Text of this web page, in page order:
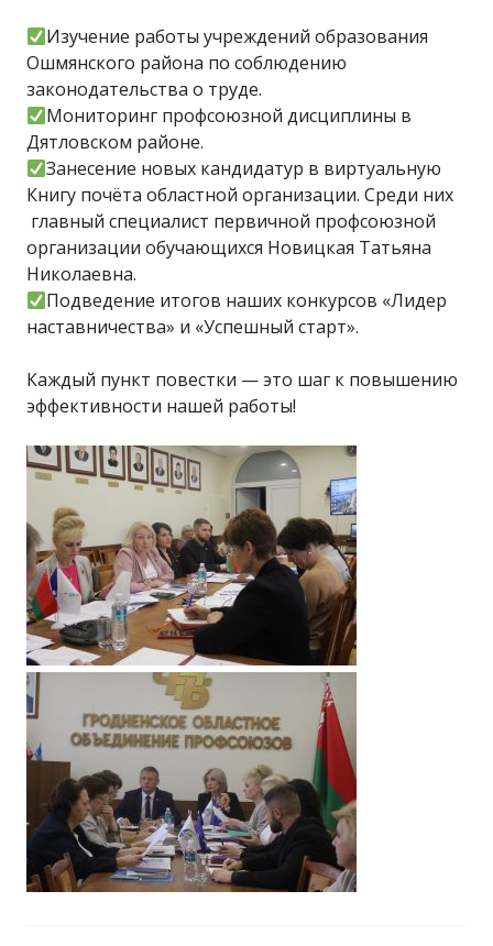
Изучение работы учреждений образования
Ошмянского района по соблюдению
законодательства о труде.
Мониторинг профсоюзной дисциплины в
Дятловском районе.
Занесение новых кандидатур в виртуальную
Книгу почёта областной организации. Среди них
главный специалист первичной профсоюзной
организации обучающихся Новицкая Татьяна
Николаевна.
Подведение итогов наших конкурсов «Лидер
наставничества» и «Успешный старт».
Каждый пункт повестки — это шаг к повышению
эффективности нашей работы!